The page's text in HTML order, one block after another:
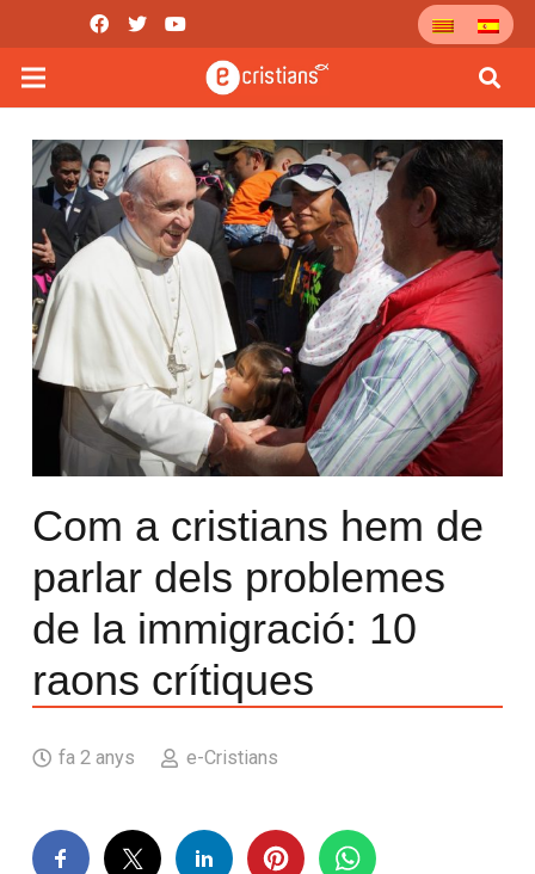
Com a cristians hem de
parlar dels problemes
de la immigració: 10
raons crítiques
fa 2 anys e-Cristians